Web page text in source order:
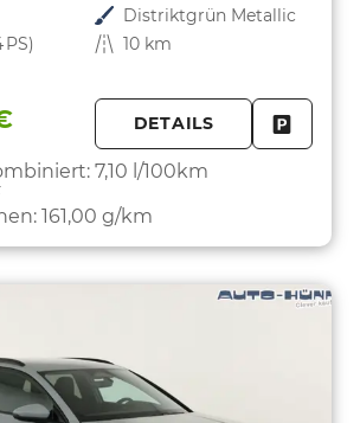
Außenfarbe Distriktgrün Metallic
PS) Kilometerstand 10 km
DETAILS
7,10 l/100km
161,00 g/km